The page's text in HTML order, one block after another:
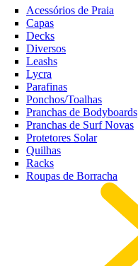
Acessórios de Praia
Capas
Decks
Diversos
Leashs
Lycra
Parafinas
Ponchos/Toalhas
Pranchas de Bodyboards
Pranchas de Surf Novas
Protetores Solar
Quilhas
Racks
Roupas de Borracha